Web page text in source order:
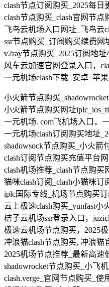
clash节点订阅购买_2025每
clash节点购买_clash官网节点
飞鸟云机场入口网址_飞鸟云
ssr节点购买_订阅购买续费网
v2ray节点购买_2025订阅地
风车云加速官网登录入口，
一元机场clash下载_安卓_苹
小火箭节点购买
小火箭节点购买网址
一元机场. com飞机场入口，
一元机场clash订阅购买地址
shadowsock节点购买_小火
clash订阅节点购买充值平台
clash机场推荐_clash节点购买
猫咪clash订阅_clash小猫咪
iplc国际专线_机场节点购买
云上极速clash购买_yunfast小
桔子云机场ssr登录入口，
极速云机场节点购买，2025
冲浪猫clash节点购买, 冲浪
2025机场节点推荐_最新高速
shadowrocket节点购买_小飞
clash.verge_官网节点购买_使